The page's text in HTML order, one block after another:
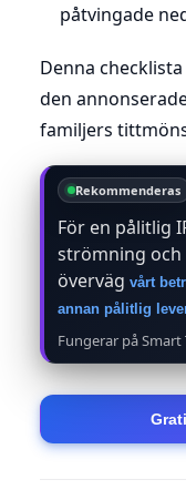
påtvingade
Denna
den
familjers
Rekommenderas
För en pålitlig
strömning
överväg vårt
annan pålitlig
Fungerar på Smart